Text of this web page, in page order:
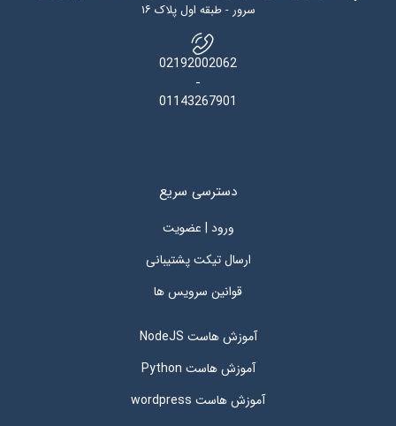
سرور - طبقه اول پلاک ۱۶
02192002062
-
01143267901
دسترسی سریع
ورود | عضویت
ارسال تیکت پشتیبانی
قوانین سرویس ها
آموزش هاست NodeJS
آموزش هاست Python
آموزش هاست wordpress